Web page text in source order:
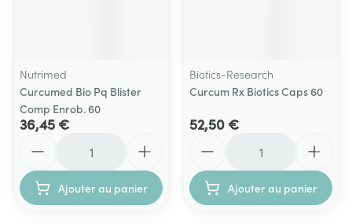
Nutrimed
Curcumed Bio Pq Blister
Comp Enrob. 60
36,45 €
Ajouter au panier
Biotics-Research
Curcum Rx Biotics Caps 60
52,50 €
Ajouter au panier